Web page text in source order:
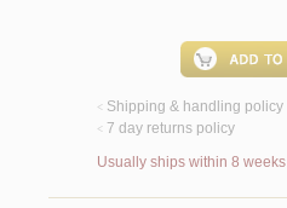
< Shipping & handling policy
< 7 day returns policy
Usually ships within 8 weeks